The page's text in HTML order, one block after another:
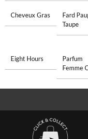
Cheveux Gras
Fard
Taupe
Eight Hours
Parfum
Femme